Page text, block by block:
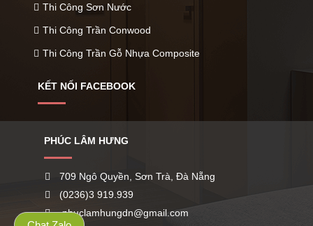
Thi Công Sơn Nước
Thi Công Trần Conwood
Thi Công Trần Gỗ Nhựa Composite
KẾT NỐI FACEBOOK
PHÚC LÂM HƯNG
709 Ngô Quyền, Sơn Trà, Đà Nẵng
(0236)3 919.939
phuclamhungdn@gmail.com